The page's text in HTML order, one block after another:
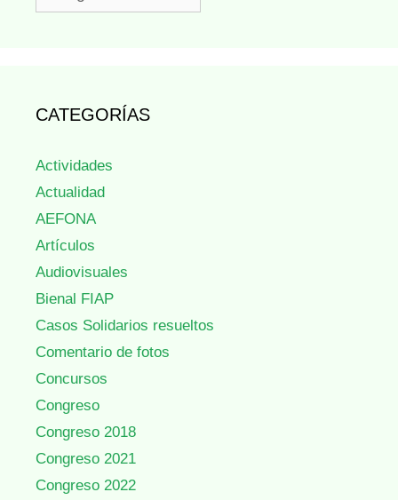
CATEGORÍAS
Actividades
Actualidad
AEFONA
Artículos
Audiovisuales
Bienal FIAP
Casos Solidarios resueltos
Comentario de fotos
Concursos
Congreso
Congreso 2018
Congreso 2021
Congreso 2022